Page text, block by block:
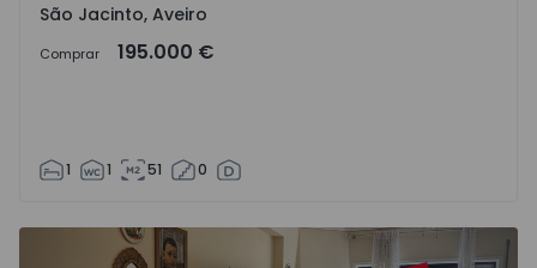
São Jacinto, Aveiro
Comprar 195.000 €
1 1 51 0
Apartamento T2 Aveiro, Esgueira - 1556729 - 8